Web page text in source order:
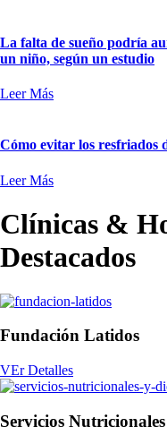
La falta de sueño podría
un niño, según un estudio
Leer Más
Cómo evitar los resfriados
Leer Más
Clínicas &
Destacados
Fundación Latidos
VEr Detalles
Servicios